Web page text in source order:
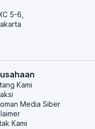
5-6,
Kami
Media Siber
Kami